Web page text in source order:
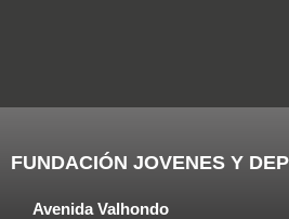
FUNDACIÓN JOVENES Y
Avenida Valhondo